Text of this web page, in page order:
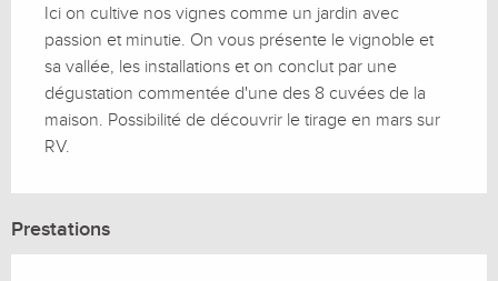
Ici on cultive nos vignes comme un jardin avec
passion et minutie. On vous présente le vignoble et
sa vallée, les installations et on conclut par une
dégustation commentée d'une des 8 cuvées de la
maison. Possibilité de découvrir le tirage en mars sur
RV.
Prestations